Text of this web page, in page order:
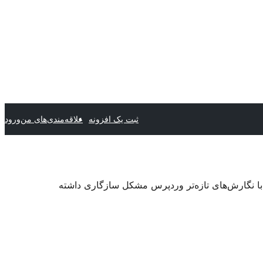
ثبت یک افزونه علاقه‌مندی‌های منورود
با نگارش‌های تازه‌تر وردپرس مشکل سازگاری داشته